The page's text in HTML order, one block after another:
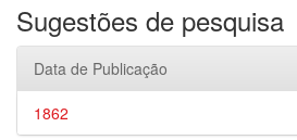
Sugestões de pesquisa
Data de Publicação
1862